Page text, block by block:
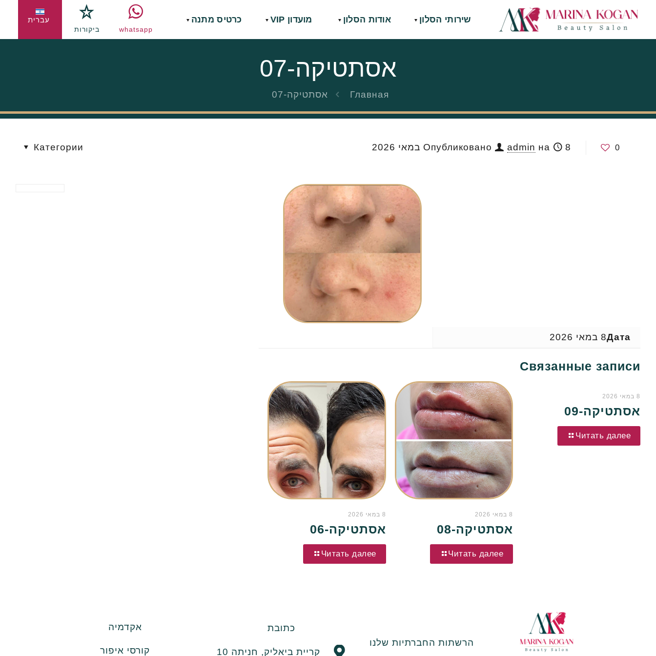
שירותי הסלון אודות הסלון מועדון VIP כרטיס מתנה
whatsapp ביקורות
עברית
אסתטיקה-07
Главная אסתטיקה-07
0
Опубликовано admin на 8 במאי 2026 Категории
Дата8 במאי 2026
Связанные записи
8 במאי 2026
אסתטיקה-09
Читать далее
8 במאי 2026
אסתטיקה-08
Читать далее
8 במאי 2026
אסתטיקה-06
Читать далее
הרשתות החברתיות שלנו
כתובת
קריית ביאליק, חניתה 10
אקדמיה
קורסי איפור